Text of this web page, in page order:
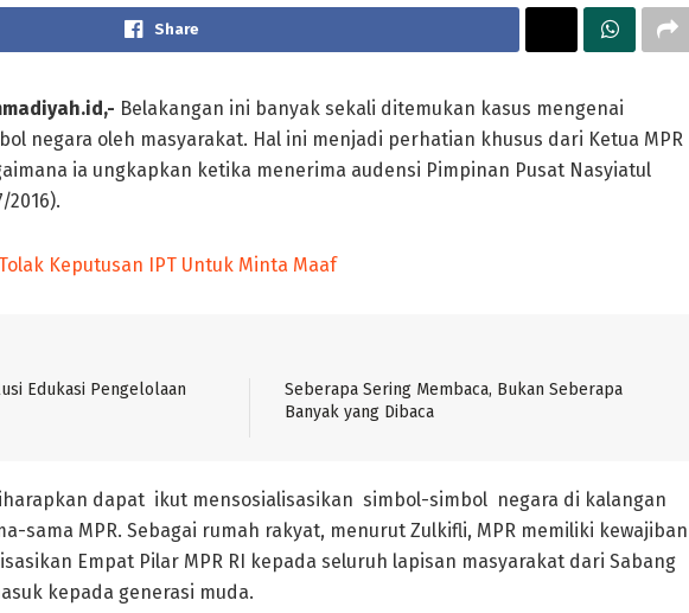
Share
Belakangan ini banyak sekali ditemukan kasus mengenai
negara oleh masyarakat. Hal ini menjadi perhatian khusus dari Ketua MPR
ia ungkapkan ketika menerima audensi Pimpinan Pusat Nasyiatul
2016).
Keputusan IPT Untuk Minta Maaf
Edukasi Pengelolaan
Seberapa Sering Membaca, Bukan Seberapa
Banyak yang Dibaca
dapat ikut mensosialisasikan simbol-simbol negara di kalangan
sama MPR. Sebagai rumah rakyat, menurut Zulkifli, MPR memiliki kewajiban
Empat Pilar MPR RI kepada seluruh lapisan masyarakat dari Sabang
kepada generasi muda.